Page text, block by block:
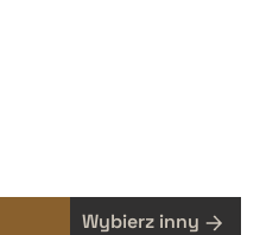
Wybierz inny